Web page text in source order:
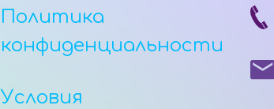
Политика
конфиденциальности
Условия